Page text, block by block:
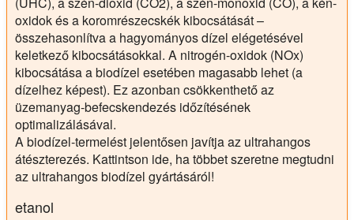
oxidok és a koromrészecskék kibocsátását –
összehasonlítva a hagyományos dízel elégetésével
keletkező kibocsátásokkal. A nitrogén-oxidok (NOx)
kibocsátása a biodízel esetében magasabb lehet (a
dízelhez képest). Ez azonban csökkenthető az
üzemanyag-befecskendezés időzítésének
optimalizálásával.
A biodízel-termelést jelentősen javítja az ultrahangos
átészterezés. Kattintson ide, ha többet szeretne megtudni
az ultrahangos biodízel gyártásáról!
etanol